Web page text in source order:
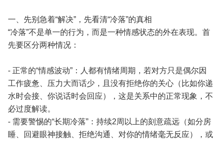
一、先别急着“解决”，先看清“冷落”的真相
“冷落”不是单一的行为，而是一种情感状态的外在表现。首
先要区分两种情况：
- 正常的“情感波动”：人都有情绪周期，若对方只是偶尔因
工作疲惫、压力大而话少，且没有拒绝你的关心（比如你递
水时会接、你说话时会回应），这是关系中的正常现象，不
必过度解读。
- 需要警惕的“长期冷落”：持续2周以上的刻意疏远（如分房
睡、回避眼神接触、拒绝沟通、对你的情绪毫无反应），或